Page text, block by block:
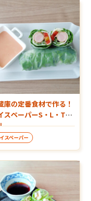
庫の定番食材で作る！
スペーパーS・L・Tロ
スペーパー